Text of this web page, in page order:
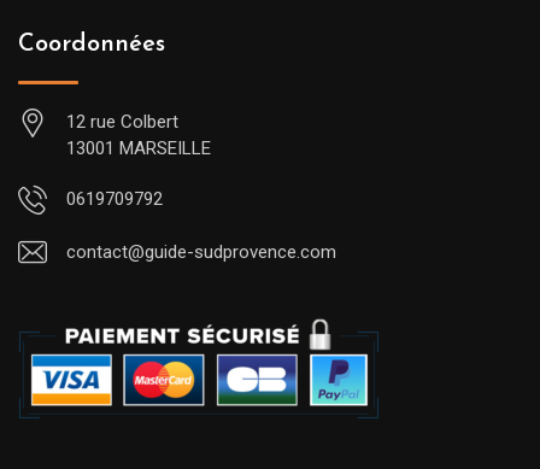
Coordonnées
12 rue Colbert
13001 MARSEILLE
0619709792
contact@guide-sudprovence.com